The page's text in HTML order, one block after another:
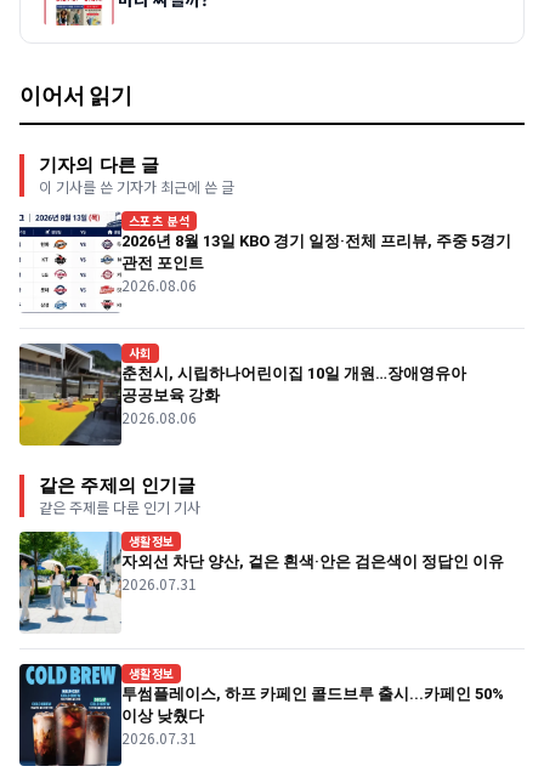
이어서 읽기
기자의 다른 글
이 기사를 쓴 기자가 최근에 쓴 글
스포츠 분석
2026년 8월 13일 KBO 경기 일정·전체 프리뷰, 주중 5경기
관전 포인트
2026.08.06
사회
춘천시, 시립하나어린이집 10일 개원…장애영유아
공공보육 강화
2026.08.06
같은 주제의 인기글
같은 주제를 다룬 인기 기사
생활정보
자외선 차단 양산, 겉은 흰색·안은 검은색이 정답인 이유
2026.07.31
생활정보
투썸플레이스, 하프 카페인 콜드브루 출시...카페인 50%
이상 낮췄다
2026.07.31